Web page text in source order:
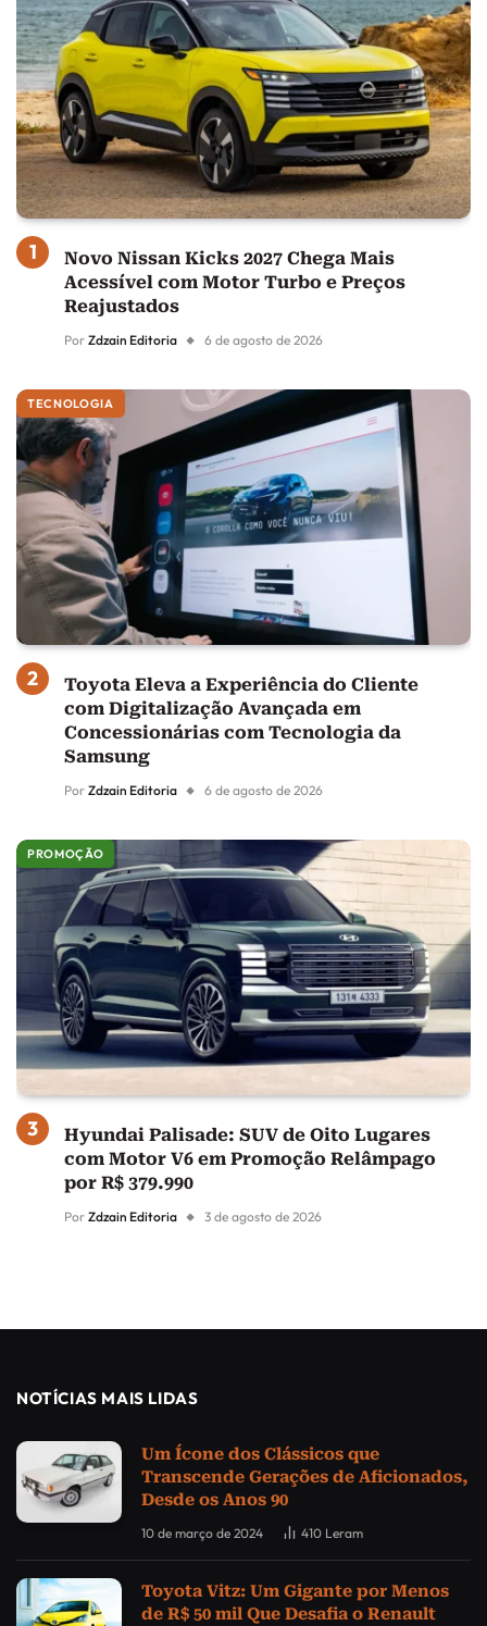
Novo Nissan Kicks 2027 Chega Mais
Acessível com Motor Turbo e Preços
Reajustados
Por Zdzain Editoria 6 de agosto de 2026
TECNOLOGIA
Toyota Eleva a Experiência do Cliente
com Digitalização Avançada em
Concessionárias com Tecnologia da
Samsung
Por Zdzain Editoria 6 de agosto de 2026
PROMOÇÃO
Hyundai Palisade: SUV de Oito Lugares
com Motor V6 em Promoção Relâmpago
por R$ 379.990
Por Zdzain Editoria 3 de agosto de 2026
NOTÍCIAS MAIS LIDAS
Um Ícone dos Clássicos que
Transcende Gerações de Aficionados,
Desde os Anos 90
10 de março de 2024 410 Leram
Toyota Vitz: Um Gigante por Menos
de R$ 50 mil Que Desafia o Renault